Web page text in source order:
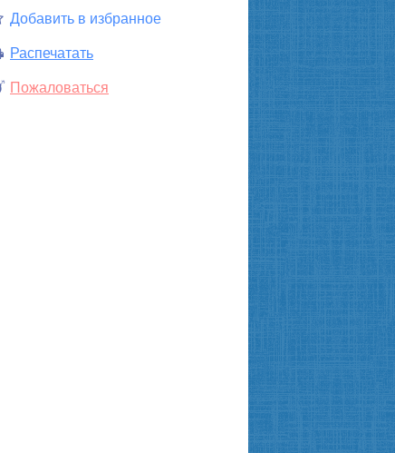
Добавить в избранное
Распечатать
Пожаловаться